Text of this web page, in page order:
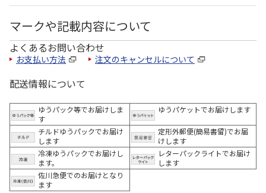
マークや記載内容について
よくあるお問い合わせ
お支払い方法 注文のキャンセルについて
配送情報について
ゆうパック等でお届けしま
す
ゆうパケットでお届けします
チルドゆうパックでお届け
します
定形外郵便(簡易書留)でお届
けします
冷凍ゆうパックでお届けし
ます。
レターパックライトでお届け
します
佐川急便でのお届けとなり
ます